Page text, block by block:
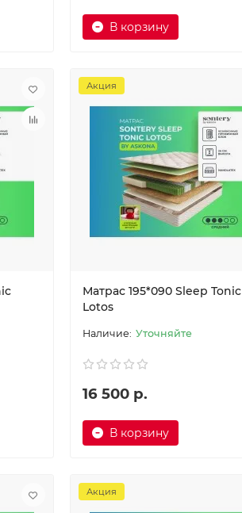
В корзину
Акция
Матрас 195*090 Sleep Tonic
Lotos
Уточняйте
16 500 р.
В корзину
Акция